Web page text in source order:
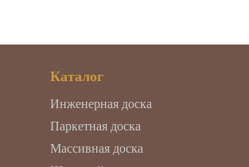
Каталог
Инженерная доска
Паркетная доска
Массивная доска